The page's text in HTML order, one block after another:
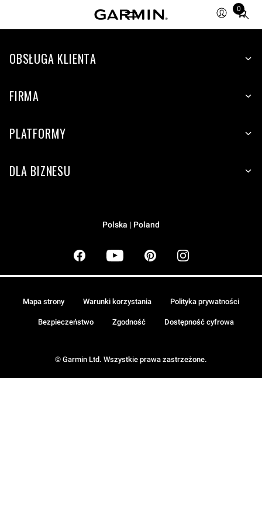
0
Total
items
cart:
OBSŁUGA KLIENTA
FIRMA
PLATFORMY
DLA BIZNESU
Polska | Poland
© Garmin Ltd. Wszystkie prawa zastrzeżone.
Mapa strony Warunki korzystania Polityka prywatności
Bezpieczeństwo Zgodność Dostępność cyfrowa